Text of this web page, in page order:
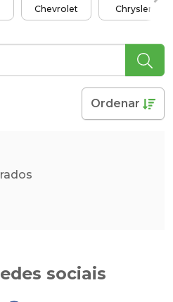
Chevrolet Chrysler
Ordenar
sociais